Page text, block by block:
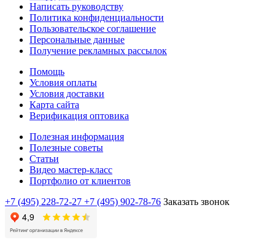
Написать руководству
Политика конфиденциальности
Пользовательское соглашение
Персональные данные
Получение рекламных рассылок
Помощь
Условия оплаты
Условия доставки
Карта сайта
Верификация оптовика
Полезная информация
Полезные советы
Статьи
Видео мастер-класс
Портфолио от клиентов
+7 (495) 228-72-27 +7 (495) 902-78-76 Заказать звонок